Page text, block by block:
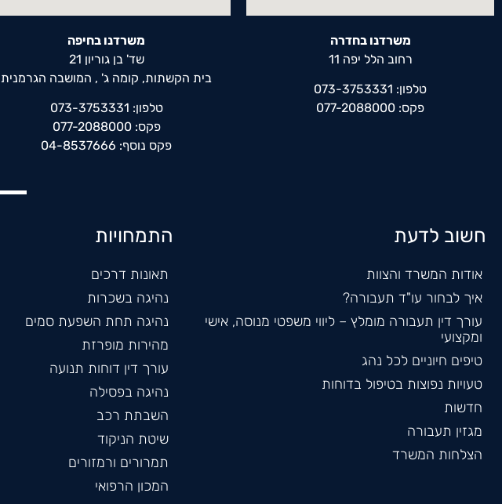
משרדנו בחדרה
רחוב הלל יפה 11
טלפון: 073-3753331
פקס: 077-2088000
משרדנו בחיפה
שד' בן גוריון 21
בית הקשתות, קומה ג' , המושבה הגרמנית
טלפון: 073-3753331
פקס: 077-2088000
פקס נוסף: 04-8537666
חשוב לדעת
אודות המשרד והצוות
איך לבחור עו"ד תעבורה?
עורך דין תעבורה מומלץ – ליווי משפטי מנוסה, אישי
ומקצועי
טיפים חיוניים לכל נהג
טעויות נפוצות בטיפול בדוחות
חדשות
מגזין תעבורה
הצלחות המשרד
התמחויות
תאונות דרכים
נהיגה בשכרות
נהיגה תחת השפעת סמים
מהירות מופרזת
עורך דין דוחות תנועה
נהיגה בפסילה
השבתת רכב
שיטת הניקוד
תמרורים ורמזורים
המכון הרפואי